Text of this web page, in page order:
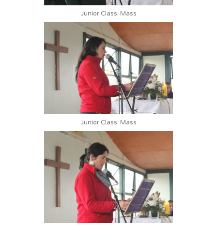
Junior Class: Mass
Junior Class: Mass